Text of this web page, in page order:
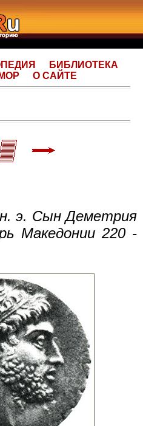
БИБЛИОТЕКА
О САЙТЕ
э. Сын Деметрия
Македонии 220 -